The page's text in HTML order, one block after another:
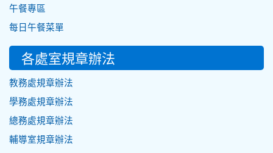
午餐專區
每日午餐菜單
各處室規章辦法
教務處規章辦法
學務處規章辦法
總務處規章辦法
輔導室規章辦法